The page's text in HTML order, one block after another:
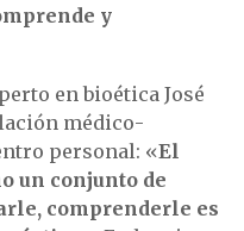
y
en bioética José
médico-
personal: «El
un conjunto de
comprenderle es